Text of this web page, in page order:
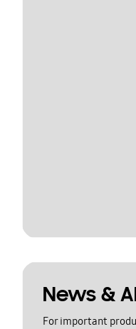
News &
For important